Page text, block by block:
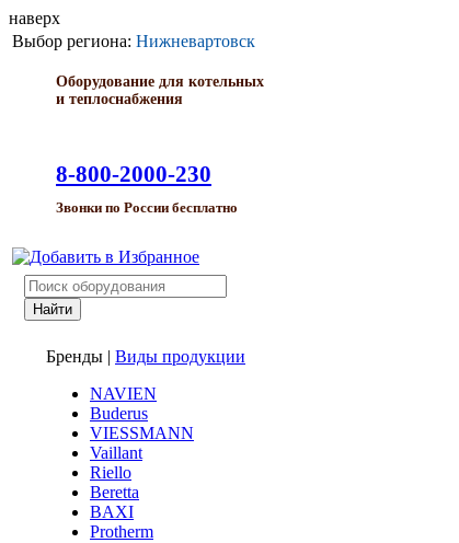
наверх
Выбор региона: Нижневартовск
Оборудование для котельных
и теплоснабжения
8-800-2000-230
Звонки по России бесплатно
Бренды | Виды продукции
NAVIEN
Buderus
VIESSMANN
Vaillant
Riello
Beretta
BAXI
Protherm